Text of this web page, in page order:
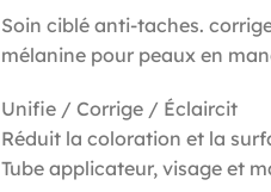
Soin ciblé anti-taches.
mélanine pour peaux en
Unifie / Corrige / Éclaircit
Réduit la coloration et la
Tube applicateur, visage et